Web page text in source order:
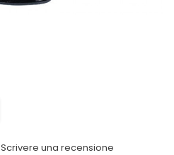
Scrivere una recensione